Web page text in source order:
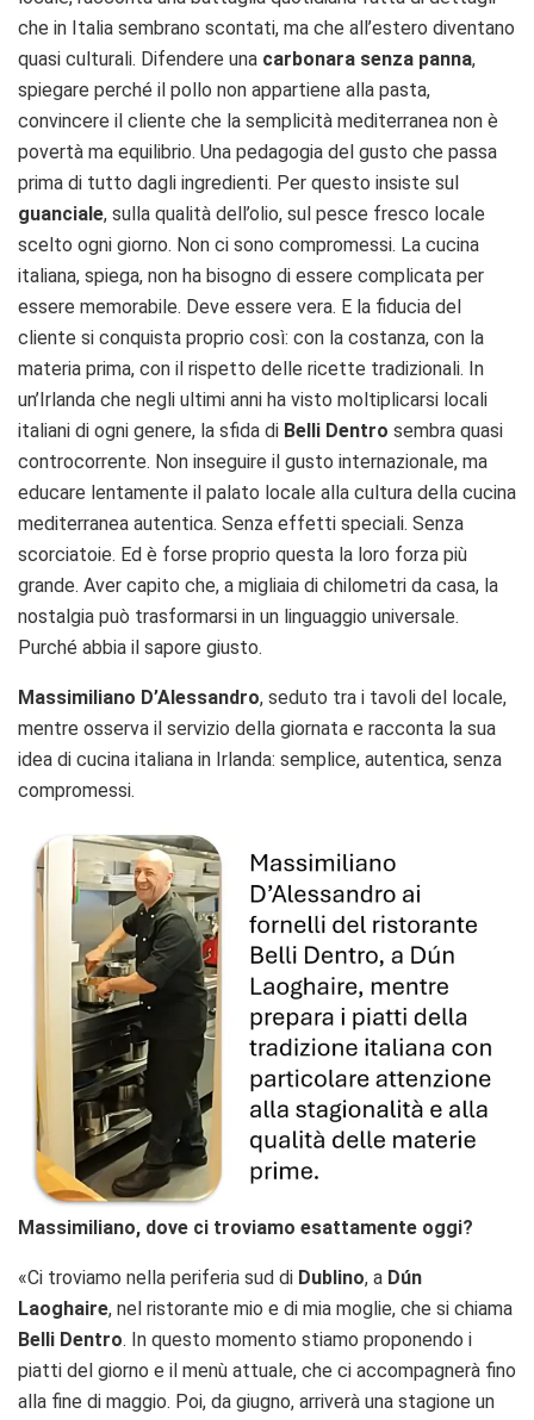
che in Italia sembrano scontati, ma che all’estero diventano
quasi culturali. Difendere una carbonara senza panna,
spiegare perché il pollo non appartiene alla pasta,
convincere il cliente che la semplicità mediterranea non è
povertà ma equilibrio. Una pedagogia del gusto che passa
prima di tutto dagli ingredienti. Per questo insiste sul
guanciale, sulla qualità dell’olio, sul pesce fresco locale
scelto ogni giorno. Non ci sono compromessi. La cucina
italiana, spiega, non ha bisogno di essere complicata per
essere memorabile. Deve essere vera. E la fiducia del
cliente si conquista proprio così: con la costanza, con la
materia prima, con il rispetto delle ricette tradizionali. In
un’Irlanda che negli ultimi anni ha visto moltiplicarsi locali
italiani di ogni genere, la sfida di Belli Dentro sembra quasi
controcorrente. Non inseguire il gusto internazionale, ma
educare lentamente il palato locale alla cultura della cucina
mediterranea autentica. Senza effetti speciali. Senza
scorciatoie. Ed è forse proprio questa la loro forza più
grande. Aver capito che, a migliaia di chilometri da casa, la
nostalgia può trasformarsi in un linguaggio universale.
Purché abbia il sapore giusto.
Massimiliano D’Alessandro, seduto tra i tavoli del locale,
mentre osserva il servizio della giornata e racconta la sua
idea di cucina italiana in Irlanda: semplice, autentica, senza
compromessi.
Massimiliano, dove ci troviamo esattamente oggi?
«Ci troviamo nella periferia sud di Dublino, a Dún
Laoghaire, nel ristorante mio e di mia moglie, che si chiama
Belli Dentro. In questo momento stiamo proponendo i
piatti del giorno e il menù attuale, che ci accompagnerà fino
alla fine di maggio. Poi, da giugno, arriverà una stagione un